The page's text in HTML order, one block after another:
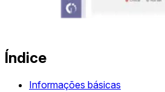
Índice
Informações básicas